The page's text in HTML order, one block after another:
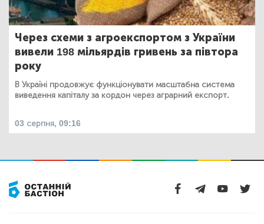
Через схеми з агроекспортом з України
вивели 198 мільярдів гривень за півтора
року
В Україні продовжує функціонувати масштабна система
виведення капіталу за кордон через аграрний експорт.
03 серпня, 09:16